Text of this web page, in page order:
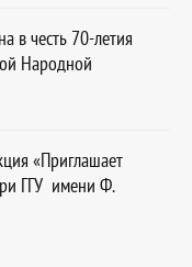
в честь 70-летия
Народной
«Приглашает
ГГУ имени Ф.